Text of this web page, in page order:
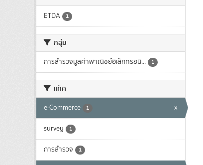
ETDA 1
กลุ่ม
การสำรวจมูลค่าพาณิชย์อิเล็กทรอนิ... 1
แท็ค
e-Commerce 1 x
survey 1
การสำรวจ 1